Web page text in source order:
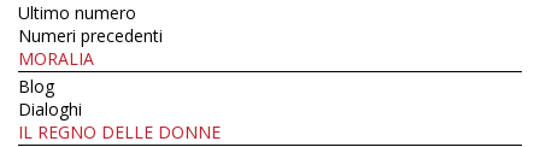
Ultimo numero
Numeri precedenti
MORALIA
Blog
Dialoghi
IL REGNO DELLE DONNE